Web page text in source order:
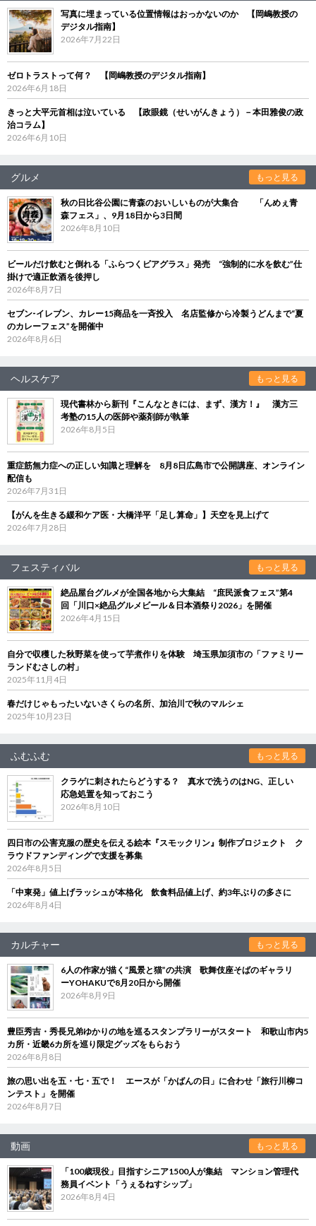
写真に埋まっている位置情報はおっかないのか 【岡嶋教授の
デジタル指南】
2026年7月22日
ゼロトラストって何？ 【岡嶋教授のデジタル指南】
2026年6月18日
きっと大平元首相は泣いている 【政眼鏡（せいがんきょう）－本田雅俊の政
治コラム】
2026年6月10日
グルメ もっと見る
秋の日比谷公園に青森のおいしいものが大集合 「んめぇ青
森フェス」、9月18日から3日間
2026年8月10日
ビールだけ飲むと倒れる「ふらつくビアグラス」発売 “強制的に水を飲む”仕
掛けで適正飲酒を後押し
2026年8月7日
セブン‐イレブン、カレー15商品を一斉投入 名店監修から冷製うどんまで“夏
のカレーフェス”を開催中
2026年8月6日
ヘルスケア もっと見る
現代書林から新刊『こんなときには、まず、漢方！』 漢方三
考塾の15人の医師や薬剤師が執筆
2026年8月5日
重症筋無力症への正しい知識と理解を 8月8日広島市で公開講座、オンライン
配信も
2026年7月31日
【がんを生きる緩和ケア医・大橋洋平「足し算命」】天空を見上げて
2026年7月28日
フェスティバル もっと見る
絶品屋台グルメが全国各地から大集結 “庶民派食フェス”第4
回「川口×絶品グルメビール＆日本酒祭り2026」を開催
2026年4月15日
自分で収穫した秋野菜を使って芋煮作りを体験 埼玉県加須市の「ファミリー
ランドむさしの村」
2025年11月4日
春だけじゃもったいないさくらの名所、加治川で秋のマルシェ
2025年10月23日
ふむふむ もっと見る
クラゲに刺されたらどうする？ 真水で洗うのはNG、正しい
応急処置を知っておこう
2026年8月10日
四日市の公害克服の歴史を伝える絵本『スモックリン』制作プロジェクト ク
ラウドファンディングで支援を募集
2026年8月5日
「中東発」値上げラッシュが本格化 飲食料品値上げ、約3年ぶりの多さに
2026年8月4日
カルチャー もっと見る
6人の作家が描く“風景と猫”の共演 歌舞伎座そばのギャラリ
ーYOHAKUで8月20日から開催
2026年8月9日
豊臣秀吉・秀長兄弟ゆかりの地を巡るスタンプラリーがスタート 和歌山市内5
カ所・近畿6カ所を巡り限定グッズをもらおう
2026年8月8日
旅の思い出を五・七・五で！ エースが「かばんの日」に合わせ「旅行川柳コ
ンテスト」を開催
2026年8月7日
動画 もっと見る
「100歳現役」目指すシニア1500人が集結 マンション管理代
務員イベント「うぇるねすシップ」
2026年8月4日